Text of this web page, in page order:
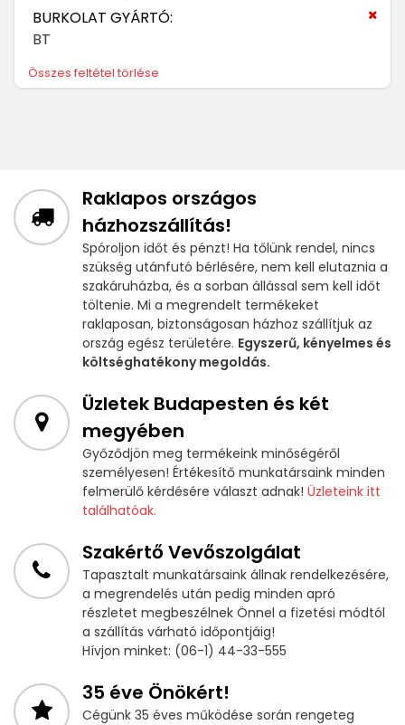
BURKOLAT GYÁRTÓ:
BT
Összes feltétel törlése
Raklapos országos
házhozszállítás!
Spóroljon időt és pénzt! Ha tőlünk rendel, nincs
szükség utánfutó bérlésére, nem kell elutaznia a
szakáruházba, és a sorban állással sem kell időt
töltenie. Mi a megrendelt termékeket
raklaposan, biztonságosan házhoz szállítjuk az
ország egész területére. Egyszerű, kényelmes és
költséghatékony megoldás.
Üzletek Budapesten és két
megyében
Győződjön meg termékeink minőségéről
személyesen! Értékesítő munkatársaink minden
felmerülő kérdésére választ adnak! Üzleteink itt
találhatóak.
Szakértő Vevőszolgálat
Tapasztalt munkatársaink állnak rendelkezésére,
a megrendelés után pedig minden apró
részletet megbeszélnek Önnel a fizetési módtól
a szállítás várható időpontjáig!
Hívjon minket: (06-1) 44-33-555
35 éve Önökért!
Cégünk 35 éves működése során rengeteg